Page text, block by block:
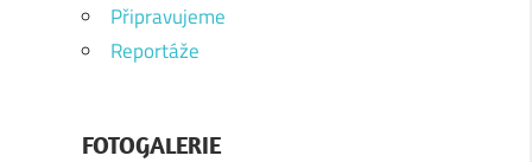
Připravujeme
Reportáže
FOTOGALERIE